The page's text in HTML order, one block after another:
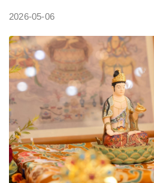
2026-05-06